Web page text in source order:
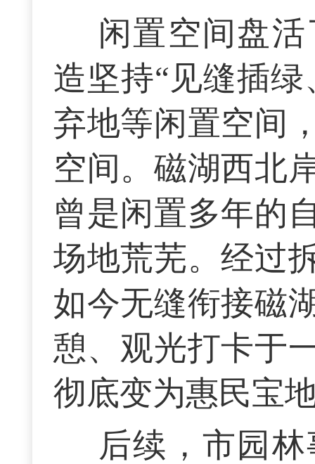
闲置空间盘
造坚持“见缝插
弃地等闲置空间
空间。磁湖西北
曾是闲置多年的
场地荒芜。经过
如今无缝衔接磁
憩、观光打卡于
彻底变为惠民宝
后续，市园